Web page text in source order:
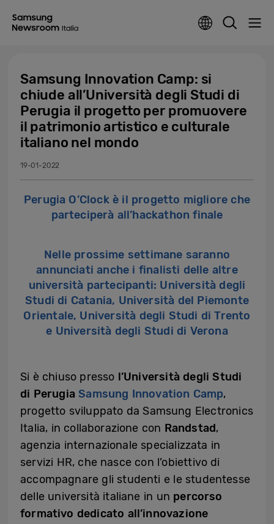
Samsung Innovation Camp: si
chiude all’Università degli Studi di
Perugia il progetto per promuovere
il patrimonio artistico e culturale
italiano nel mondo
19-01-2022
Perugia O’Clock è il progetto migliore che
parteciperà all’hackathon finale
Nelle prossime settimane saranno
annunciati anche i finalisti delle altre
università partecipanti: Università degli
Studi di Catania, Università del Piemonte
Orientale, Università degli Studi di Trento
e Università degli Studi di Verona
Si è chiuso presso l’Università degli Studi
di Perugia Samsung Innovation Camp,
progetto sviluppato da Samsung Electronics
Italia, in collaborazione con Randstad,
agenzia internazionale specializzata in
servizi HR, che nasce con l’obiettivo di
accompagnare gli studenti e le studentesse
delle università italiane in un percorso
formativo dedicato all’innovazione